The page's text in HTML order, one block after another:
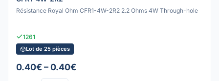
Résistance Royal Ohm CFR1-4W-2R2 2.2 Ohms 4W Through-hole
1261
Lot de 25 pièces
0.40€ – 0.40€